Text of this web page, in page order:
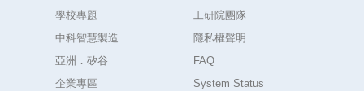
學校專題
中科智慧製造
亞洲．矽谷
企業專區
工研院團隊
隱私權聲明
FAQ
System Status